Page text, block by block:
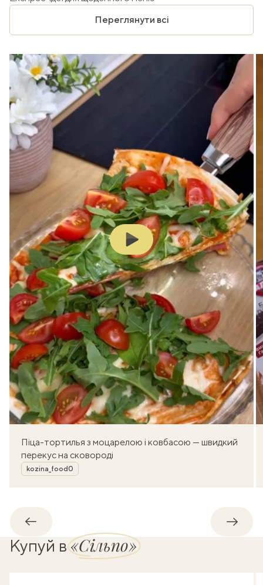
Переглянути всі
Play
Піца-тортилья з моцарелою і ковбасою — швидкий
перекус на сковороді
Автор
kozina_food0
Назад
Купуй в«Сільпо»